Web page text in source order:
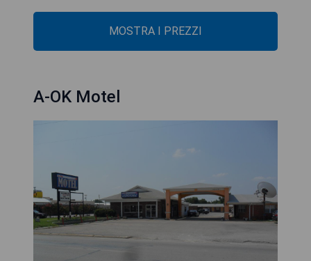
MOSTRA I PREZZI
A-OK Motel